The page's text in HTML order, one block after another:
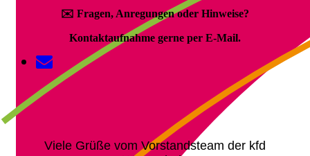
✉️ Fragen, Anregungen oder Hinweise?
Kontaktaufnahme gerne per E-Mail.
Viele Grüße vom Vorstandsteam der kfd